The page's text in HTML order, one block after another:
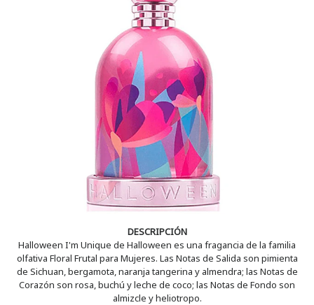
DESCRIPCIÓN
Halloween I'm Unique de Halloween es una fragancia de la familia
olfativa Floral Frutal para Mujeres. Las Notas de Salida son pimienta
de Sichuan, bergamota, naranja tangerina y almendra; las Notas de
Corazón son rosa, buchú y leche de coco; las Notas de Fondo son
almizcle y heliotropo.